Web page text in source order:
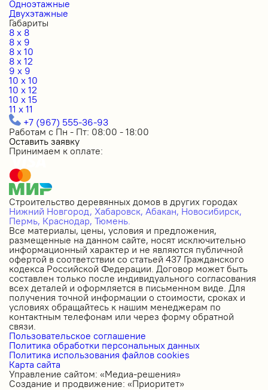
Одноэтажные
Двухэтажные
Габариты
8 x 8
8 x 9
8 x 10
8 x 12
9 x 9
10 x 10
10 x 12
10 x 15
11 x 11
+7 (967) 555-36-93
Работам с Пн - Пт: 08:00 - 18:00
Оставить заявку
Принимаем к оплате:
Строительство деревянных домов в других городах
Нижний Новгород, Хабаровск, Абакан, Новосибирск,
Пермь, Краснодар, Тюмень.
Все материалы, цены, условия и предложения,
размещенные на данном сайте, носят исключительно
информационный характер и не являются публичной
офертой в соответствии со статьей 437 Гражданского
кодекса Российской Федерации. Договор может быть
составлен только после индивидуального согласования
всех деталей и оформляется в письменном виде. Для
получения точной информации о стоимости, сроках и
условиях обращайтесь к нашим менеджерам по
контактным телефонам или через форму обратной
связи.
Пользовательское соглашение
Политика обработки персональных данных
Политика использования файлов cookies
Карта сайта
Управление сайтом: «Медиа-решения»
Создание и продвижение: «Приоритет»